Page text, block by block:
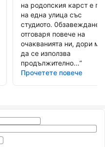
на родопския карст е
на една улица със
студиото.
отговаря повече на
очакванията ни, дори
да се използва
продължително...“
Прочетете повече